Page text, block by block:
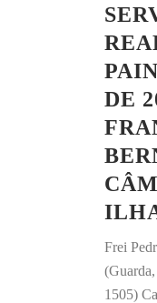
DE
Frei
1505)